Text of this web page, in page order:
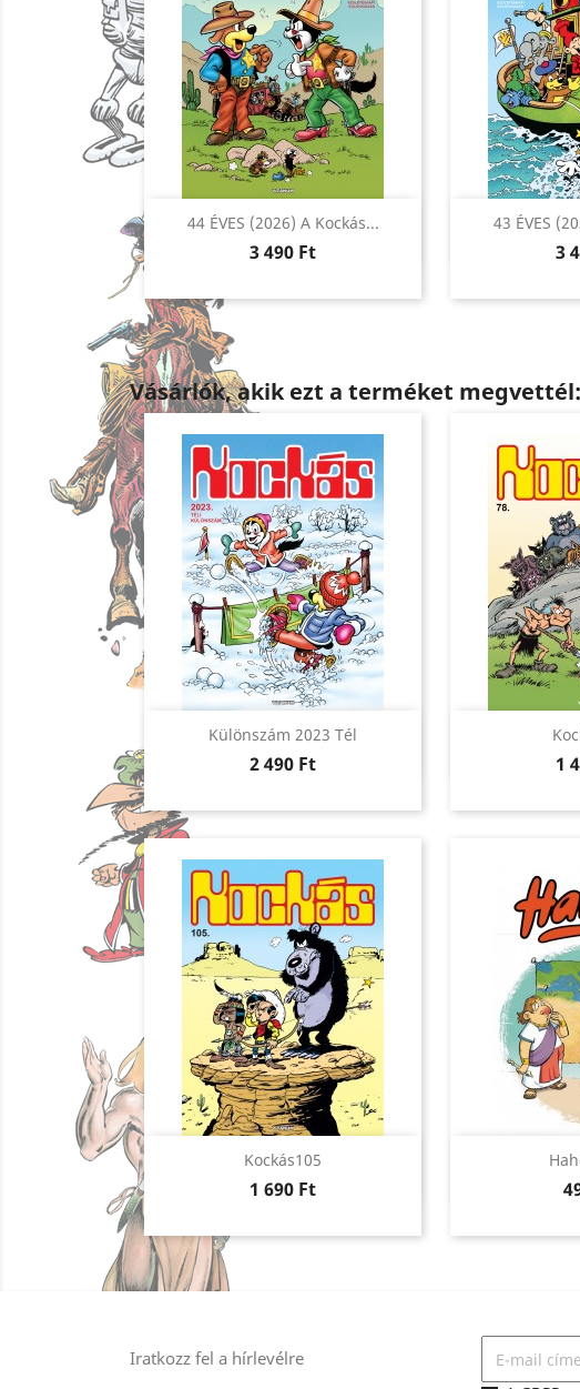
44 ÉVES (2026) A Kockás...
Ár
3 490 Ft
Előnézet 43 ÉVES
Ár
3

Vásárlók, akik ezt a terméket megvettél:
Különszám 2023 Tél
Ár
2 490 Ft
Előnézet
Ár
1

Kockás105
Ár
1 690 Ft
Előnézet 
Iratkozz fel a hírlevélre